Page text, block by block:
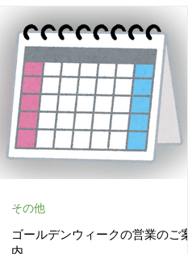
ゴールデンウィークの営業のご案
その他